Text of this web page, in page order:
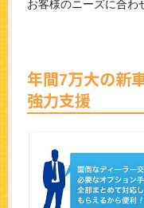
お客様のニーズに合わ
年間7万大の新
強力支援